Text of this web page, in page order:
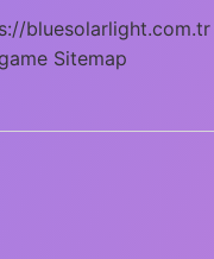
bluesolarlight.com.tr
Sitemap